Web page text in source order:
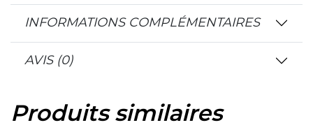
INFORMATIONS COMPLÉMENTAIRES
AVIS (0)
Produits similaires